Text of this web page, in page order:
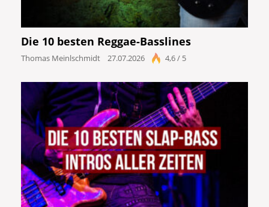
Die 10 besten Reggae-Basslines
Thomas Meinlschmidt 27.07.2026 4,6 / 5